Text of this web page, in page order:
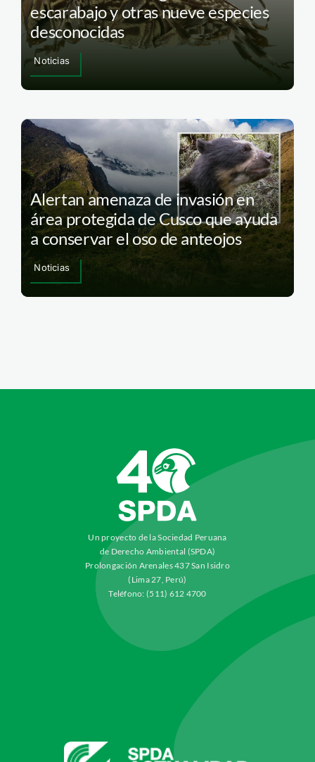
escarabajo y otras nueve especies
desconocidas
Noticias
Alertan amenaza de invasión en
área protegida de Cusco que ayuda
a conservar el oso de anteojos
Noticias
Un proyecto de la Sociedad Peruana
de Derecho Ambiental (SPDA)
Prolongación Arenales 437 San Isidro
(Lima 27, Perú)
Teléfono: (511) 612 4700